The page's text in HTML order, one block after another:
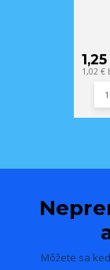
1,02 €
Môžete sa